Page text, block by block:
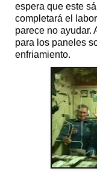
espera que este
completará el
parece no ayudar.
para los paneles
enfriamiento.